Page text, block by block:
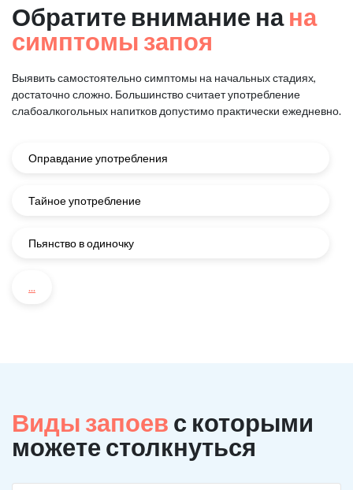
Обратите внимание нана
симптомы запоя
Выявить самостоятельно симптомы на начальных стадиях,
достаточно сложно. Большинство считает употребление
слабоалкогольных напитков допустимо практически ежедневно.
Оправдание употребления
Тайное употребление
Пьянство в одиночку
...
Виды запоев с которыми
можете столкнуться